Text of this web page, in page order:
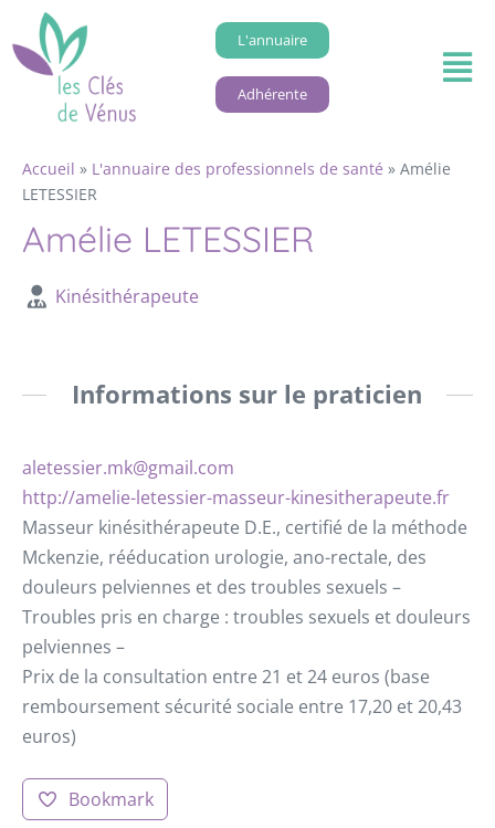
L'annuaire
Adhérente
Accueil » L'annuaire des professionnels de santé » Amélie
LETESSIER
Amélie LETESSIER
Kinésithérapeute
Informations sur le praticien
aletessier.mk@gmail.com
http://amelie-letessier-masseur-kinesitherapeute.fr
Masseur kinésithérapeute D.E., certifié de la méthode
Mckenzie, rééducation urologie, ano-rectale, des
douleurs pelviennes et des troubles sexuels –
Troubles pris en charge : troubles sexuels et douleurs
pelviennes –
Prix de la consultation entre 21 et 24 euros (base
remboursement sécurité sociale entre 17,20 et 20,43
euros)
Bookmark